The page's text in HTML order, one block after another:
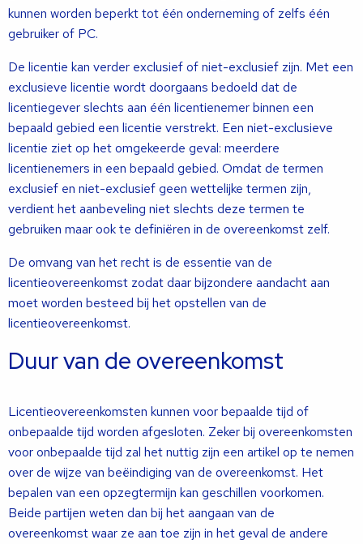
kunnen worden beperkt tot één onderneming of zelfs één
gebruiker of PC.
De licentie kan verder exclusief of niet-exclusief zijn. Met een
exclusieve licentie wordt doorgaans bedoeld dat de
licentiegever slechts aan één licentienemer binnen een
bepaald gebied een licentie verstrekt. Een niet-exclusieve
licentie ziet op het omgekeerde geval: meerdere
licentienemers in een bepaald gebied. Omdat de termen
exclusief en niet-exclusief geen wettelijke termen zijn,
verdient het aanbeveling niet slechts deze termen te
gebruiken maar ook te definiëren in de overeenkomst zelf.
De omvang van het recht is de essentie van de
licentieovereenkomst zodat daar bijzondere aandacht aan
moet worden besteed bij het opstellen van de
licentieovereenkomst.
Duur van de overeenkomst
Licentieovereenkomsten kunnen voor bepaalde tijd of
onbepaalde tijd worden afgesloten. Zeker bij overeenkomsten
voor onbepaalde tijd zal het nuttig zijn een artikel op te nemen
over de wijze van beëindiging van de overeenkomst. Het
bepalen van een opzegtermijn kan geschillen voorkomen.
Beide partijen weten dan bij het aangaan van de
overeenkomst waar ze aan toe zijn in het geval de andere